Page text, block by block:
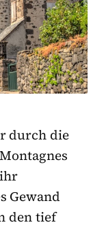
durch die
Gewand
den tief